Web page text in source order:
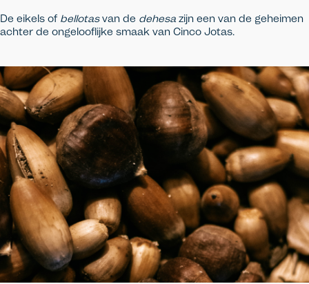
De eikels of bellotasvan de dehesa zijn een van de geheimen
achter de ongelooflijke smaak van Cinco Jotas.